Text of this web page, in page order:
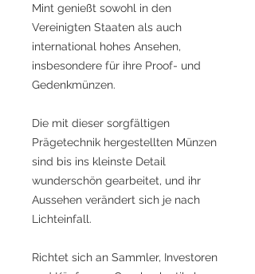
Mint genießt sowohl in den
Vereinigten Staaten als auch
international hohes Ansehen,
insbesondere für ihre Proof- und
Gedenkmünzen.
Die mit dieser sorgfältigen
Prägetechnik hergestellten Münzen
sind bis ins kleinste Detail
wunderschön gearbeitet, und ihr
Aussehen verändert sich je nach
Lichteinfall.
Richtet sich an Sammler, Investoren